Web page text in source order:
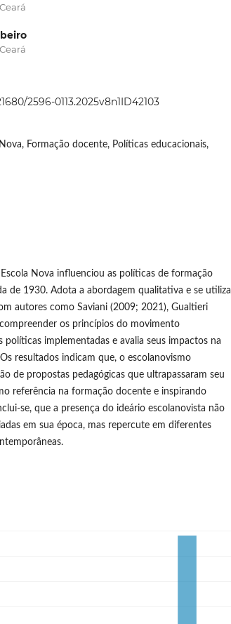
2596-0113.2025v8n1ID42103
Formação docente, Políticas educacionais,
Nova influenciou as políticas de formação
de 1930. Adota a abordagem qualitativa e se utiliza
autores como Saviani (2009; 2021), Gualtieri
os princípios do movimento
políticas implementadas e avalia seus impactos na
resultados indicam que, o escolanovismo
de propostas pedagógicas que ultrapassaram seu
referência na formação docente e inspirando
se, que a presença do ideário escolanovista não
em sua época, mas repercute em diferentes